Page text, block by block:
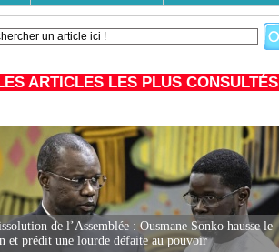
ARTICLES LES PLUS CONSULTÉS
de l’Assemblée : Ousmane Sonko hausse le
et prédit une lourde défaite au pouvoir